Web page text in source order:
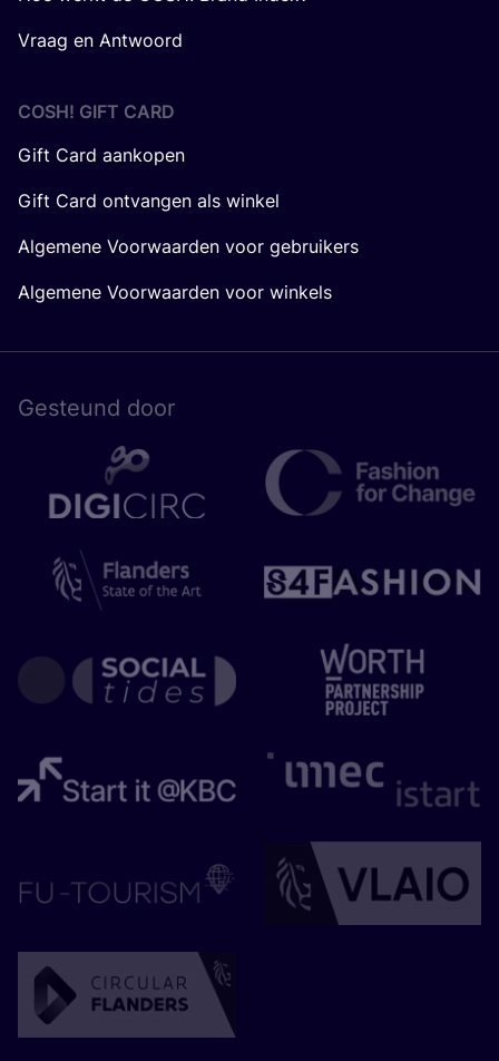
Vraag en Antwoord
COSH! GIFT CARD
Gift Card aankopen
Gift Card ontvangen als winkel
Algemene Voorwaarden voor gebruikers
Algemene Voorwaarden voor winkels
Gesteund door